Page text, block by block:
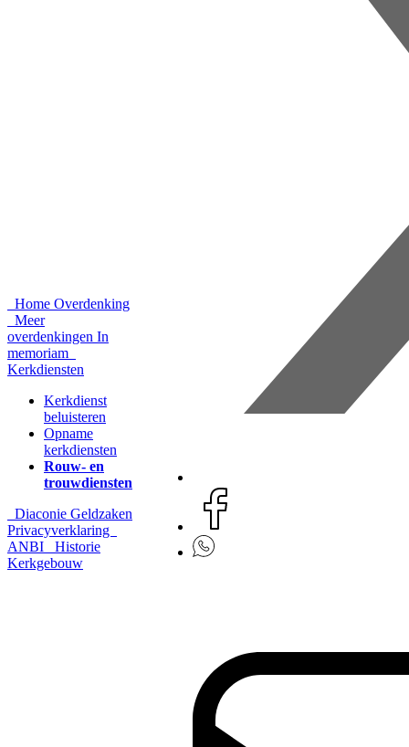
Home Overdenking
Meer
overdenkingen In
memoriam
Kerkdiensten
Kerkdienst
beluisteren
Opname
kerkdiensten
Rouw- en
trouwdiensten
Diaconie Geldzaken
Privacyverklaring
ANBI
Historie
Kerkgebouw